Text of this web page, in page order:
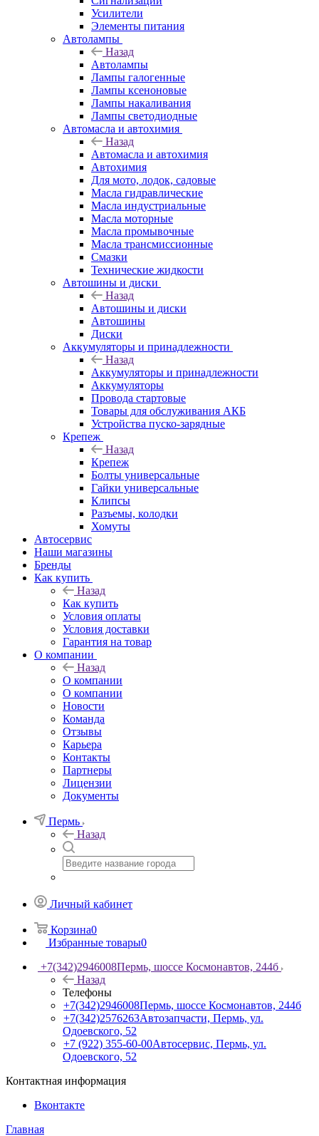
Усилители
Элементы питания
Автолампы
Назад
Автолампы
Лампы галогенные
Лампы ксеноновые
Лампы накаливания
Лампы светодиодные
Автомасла и автохимия
Назад
Автомасла и автохимия
Автохимия
Для мото, лодок, садовые
Масла гидравлические
Масла индустриальные
Масла моторные
Масла промывочные
Масла трансмиссионные
Смазки
Технические жидкости
Автошины и диски
Назад
Автошины и диски
Автошины
Диски
Аккумуляторы и принадлежности
Назад
Аккумуляторы и принадлежности
Аккумуляторы
Провода стартовые
Товары для обслуживания АКБ
Устройства пуско-зарядные
Крепеж
Назад
Крепеж
Болты универсальные
Гайки универсальные
Клипсы
Разъемы, колодки
Хомуты
Автосервис
Наши магазины
Бренды
Как купить
Назад
Как купить
Условия оплаты
Условия доставки
Гарантия на товар
О компании
Назад
О компании
О компании
Новости
Команда
Отзывы
Карьера
Контакты
Партнеры
Лицензии
Документы
Пермь
Назад
Личный кабинет
Корзина0
Избранные товары0
+7(342)2946008Пермь, шоссе Космонавтов, 244б
Назад
Телефоны
+7(342)2946008Пермь, шоссе Космонавтов, 244б
+7(342)2576263Автозапчасти, Пермь, ул.
Одоевского, 52
+7 (922) 355-60-00Автосервис, Пермь, ул.
Одоевского, 52
Контактная информация
Вконтакте
Главная